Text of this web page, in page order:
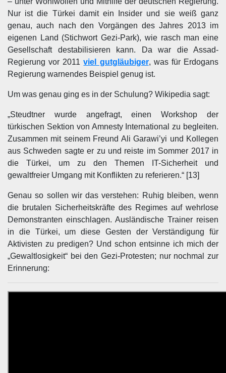
Nur ist die Türkei damit ein Insider und sie weiß ganz
genau, auch nach den Vorgängen des Jahres 2013 im
eigenen Land (Stichwort Gezi-Park), wie rasch man eine
Gesellschaft destabilisieren kann. Da war die Assad-
Regierung vor 2011viel gutgläubiger, was für Erdogans
Regierung warnendes Beispiel genug ist.
Um was genau ging es in der Schulung? Wikipedia sagt:
„Steudtner wurde angefragt, einen Workshop der
türkischen Sektion von Amnesty International zu begleiten.
Zusammen mit seinem Freund Ali Garawi’yi und Kollegen
aus Schweden sagte er zu und reiste im Sommer 2017 in
die Türkei, um zu den Themen IT-Sicherheit und
gewaltfreier Umgang mit Konflikten zu referieren.“ [13]
Genau so sollen wir das verstehen: Ruhig bleiben, wenn
die brutalen Sicherheitskräfte des Regimes auf wehrlose
Demonstranten einschlagen. Ausländische Trainer reisen
in die Türkei, um diese Gesten der Verständigung für
Aktivisten zu predigen? Und schon entsinne ich mich der
„Gewaltlosigkeit“ bei den Gezi-Protesten; nur nochmal zur
Erinnerung: